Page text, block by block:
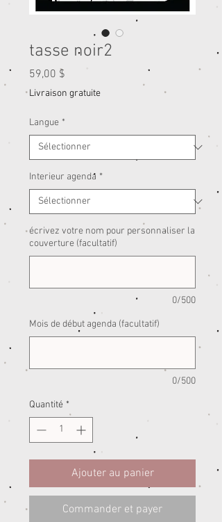
tasse noir2
59,00 $
Livraison gratuite
Langue *
Interieur agenda *
écrivez votre nom pour personnaliser la
couverture (facultatif)
0/500
Mois de début agenda (facultatif)
0/500
Quantité *
Ajouter au panier
Commander et payer